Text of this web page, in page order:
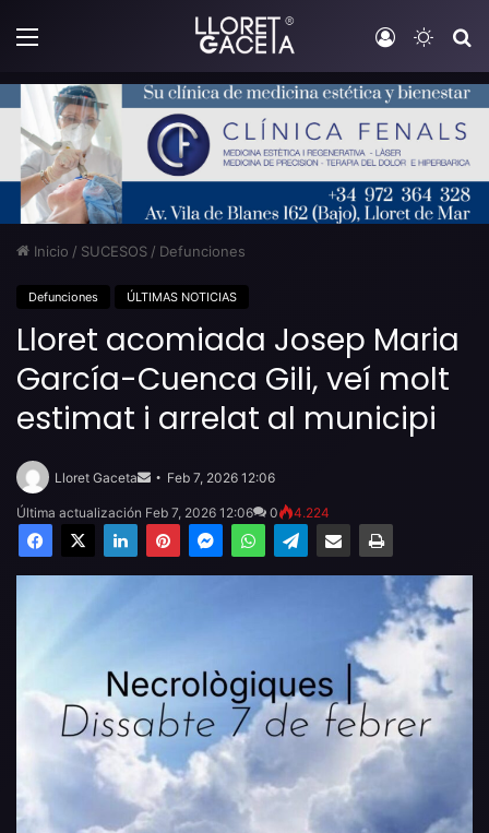
Menú Iniciar
Inicio / SUCESOS / Defunciones
Defunciones ÚLTIMAS NOTICIAS
Lloret acomiada Josep Maria
García-Cuenca Gili, veí molt
estimat i arrelat al municipi
Lloret Gaceta
email
Feb 7, 2026 12:06
Última actualización Feb 7, 2026 12:06 0 4.224
Facebook
X LinkedInPinterestMessengerWhatsAppTelegramCompartir por email Imprimir